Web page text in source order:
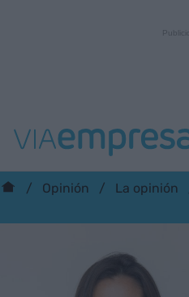
Opinión La opinión